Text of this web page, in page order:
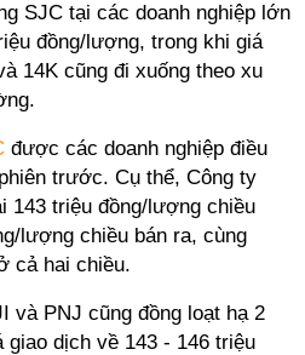
SJC tại các doanh nghiệp lớn
đồng/lượng, trong khi giá
14K cũng đi xuống theo xu
được các doanh nghiệp điều
trước. Cụ thể, Công ty
143 triệu đồng/lượng chiều
lượng chiều bán ra, cùng
cả hai chiều.
và PNJ cũng đồng loạt hạ 2
dịch về 143 - 146 triệu